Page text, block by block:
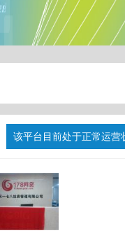
该平台目前处于正常运营